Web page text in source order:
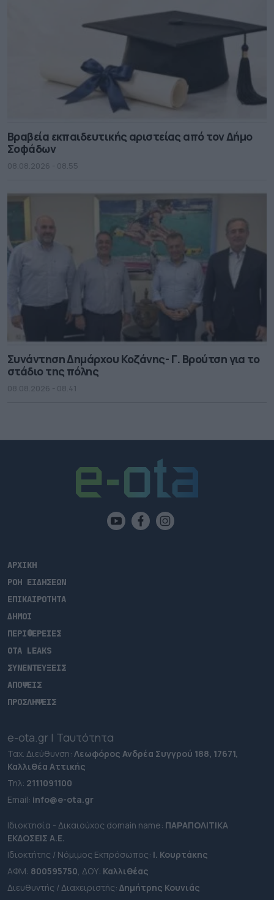
Βραβεία εκπαιδευτικής αριστείας από τον Δήμο
Σοφάδων
08.08.2026 - 08.55
Συνάντηση Δημάρχου Κοζάνης- Γ. Βρούτση για το
στάδιο της πόλης
08.08.2026 - 08.41
ΑΡΧΙΚΗ
ΡΟΗ ΕΙΔΗΣΕΩΝ
ΕΠΙΚΑΙΡΟΤΗΤΑ
ΔΗΜΟΙ
ΠΕΡΙΦΕΡΕΙΕΣ
OTA LEAKS
ΣΥΝΕΝΤΕΥΞΕΙΣ
ΑΠΟΨΕΙΣ
ΠΡΟΣΛΗΨΕΙΣ
e-ota.gr | Ταυτότητα
Ταχ. Διεύθυνση: Λεωφόρος Ανδρέα Συγγρού 188, 17671,
Καλλιθέα Αττικής
Τηλ: 2111091100
Εmail: info@e-ota.gr
Ιδιοκτησία - Δικαιούχος domain name: ΠΑΡΑΠΟΛΙΤΙΚΑ
ΕΚΔΟΣΕΙΣ A.E.
Ιδιοκτήτης / Νόμιμος Εκπρόσωπος: Ι. Κουρτάκης
ΑΦΜ: 800595750, ΔΟΥ: Καλλιθέας
Διευθυντής / Διαχειριστής: Δημήτρης Κουνιάς